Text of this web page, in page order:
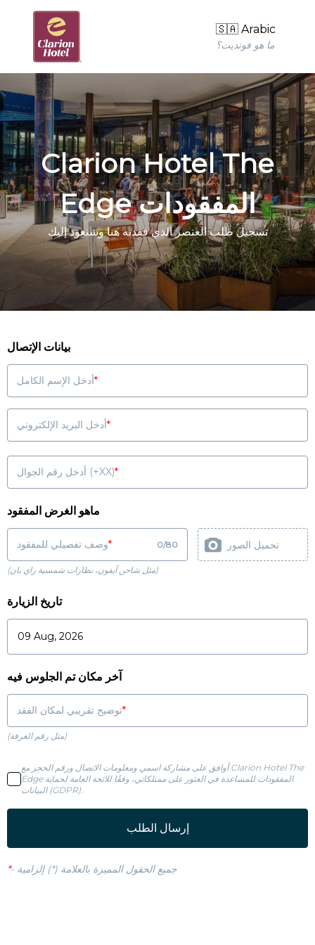
🇸🇦 Arabic
ما هو فونديت؟
Clarion Hotel The
Edge المفقودات
تسجيل طلب العنصر الذي فقدته هنا وسنعود إليك
بيانات الإتصال
أدخل الإسم الكامل
أدخل البريد الإلكتروني
أدخل رقم الجوال (+XX)
ماهو الغرض المفقود
وصف تفصيلي للمفقود 0/80 تحميل الصور
(مثل شاحن آيفون، نظارات شمسية راي بان)
تاريخ الزيارة
آخر مكان تم الجلوس فيه
توضيح تقريبي لمكان الفقد
(مثل رقم الغرفة)
أوافق على مشاركة اسمي ومعلومات الاتصال ورقم الحجز مع Clarion Hotel The
Edge المفقودات للمساعدة في العثور على ممتلكاتي، وفقًا للائحة العامة لحماية
البيانات (GDPR).
إرسال الطلب
*- جميع الحقول المميزة بالعلامة (*) إلزامية